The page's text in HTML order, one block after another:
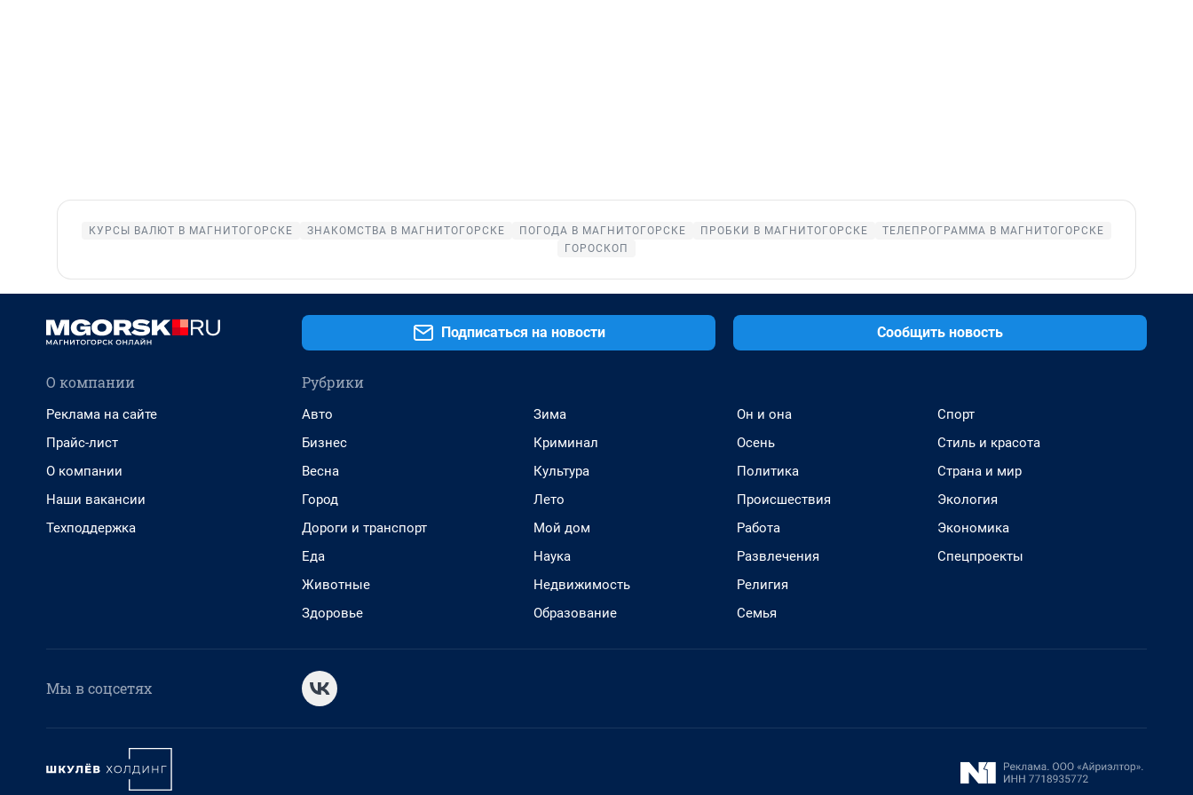
КУРСЫ ВАЛЮТ В МАГНИТОГОРСКЕ ЗНАКОМСТВА В МАГНИТОГОРСКЕ ПОГОДА В МАГНИТОГОРСКЕ ПРОБКИ В МАГНИТОГОРСКЕ
ТЕЛЕПРОГРАММА В МАГНИТОГОРСКЕ
ГОРОСКОП
Подписаться на новости Сообщить новость
О компании
Реклама на сайте
Прайс-лист
О компании
Наши вакансии
Техподдержка
Рубрики
Авто
Бизнес
Весна
Город
Дороги и транспорт
Еда
Животные
Здоровье
Зима
Криминал
Культура
Лето
Мой дом
Наука
Недвижимость
Образование
Он и она
Осень
Политика
Происшествия
Работа
Развлечения
Религия
Семья
Спорт
Стиль и красота
Страна и мир
Экология
Экономика
Спецпроекты
Мы в соцсетях